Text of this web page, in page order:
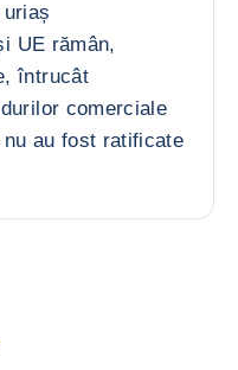
UE rămân,
întrucât
comerciale
au fost ratificate